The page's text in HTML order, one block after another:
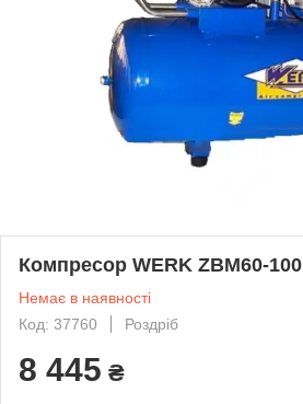
Компресор WERK ZBM60-100
Немає в наявності
Код: 37760
Роздріб
8 445 ₴